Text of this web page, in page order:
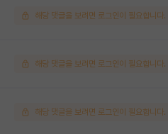
해당 댓글을 보려면 로그인이 필요합니다.
해당 댓글을 보려면 로그인이 필요합니다.
해당 댓글을 보려면 로그인이 필요합니다.